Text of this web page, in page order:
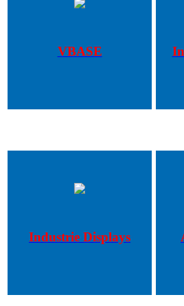
VBASE
Industrie Displays